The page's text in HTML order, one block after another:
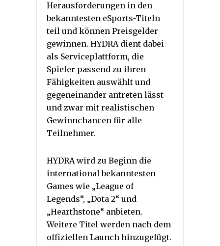
Herausforderungen in den
bekanntesten eSports-Titeln
teil und können Preisgelder
gewinnen. HYDRA dient dabei
als Serviceplattform, die
Spieler passend zu ihren
Fähigkeiten auswählt und
gegeneinander antreten lässt –
und zwar mit realistischen
Gewinnchancen für alle
Teilnehmer.
HYDRA wird zu Beginn die
international bekanntesten
Games wie „League of
Legends“, „Dota 2“ und
„Hearthstone“ anbieten.
Weitere Titel werden nach dem
offiziellen Launch hinzugefügt.